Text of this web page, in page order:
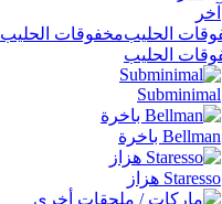
آخر
مخفوقات الحليب
Subminimal
Bellman باخرة
Staresso هزاز